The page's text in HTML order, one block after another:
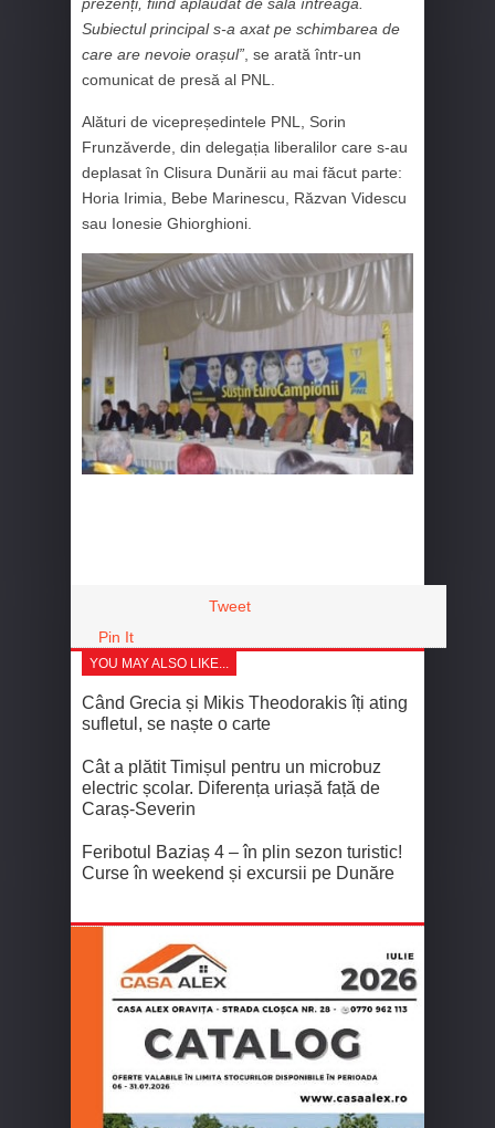
Subiectul principal s-a axat pe schimbarea de
care are nevoie orașul” , se arată într-un
comunicat de presă al PNL.
Alături de vicepreședintele PNL, Sorin
Frunzăverde, din delegația liberalilor care s-au
deplasat în Clisura Dunării au mai făcut parte:
Horia Irimia, Bebe Marinescu, Răzvan Videscu
sau Ionesie Ghiorghioni.
Tweet
Pin It
YOU MAY ALSO LIKE...
Când Grecia și Mikis Theodorakis îți ating
sufletul, se naște o carte
Cât a plătit Timișul pentru un microbuz
electric școlar. Diferența uriașă față de
Caraș-Severin
Feribotul Baziaș 4 – în plin sezon turistic!
Curse în weekend și excursii pe Dunăre